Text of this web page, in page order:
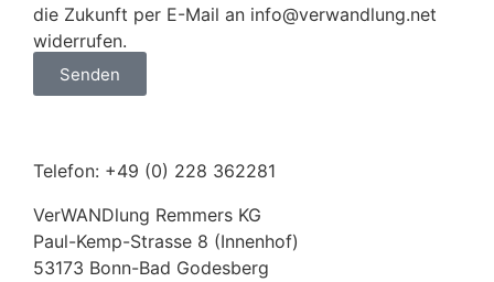
die Zukunft per E-Mail an info@verwandlung.net
widerrufen.
Senden
Telefon: +49 (0) 228 362281
VerWANDlung Remmers KG
Paul-Kemp-Strasse 8 (Innenhof)
53173 Bonn-Bad Godesberg